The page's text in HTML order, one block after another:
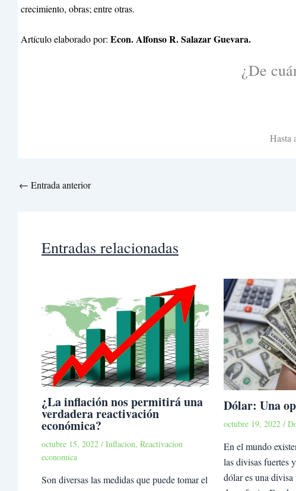
crecimiento, obras; entre otras.
Artículo elaborado por: Econ. Alfonso R. Salazar Guevara.
¿De
Hasta
← Entrada anterior
Entradas relacionadas
¿La inflación nos permitirá una
verdadera reactivación
económica?
octubre 15, 2022 / Inflacion, Reactivacion
economica
Son diversas las medidas que puede tomar el
Dólar: Una
octubre 19, 2022/
En el mundo
las divisas fuertes
dólar es una